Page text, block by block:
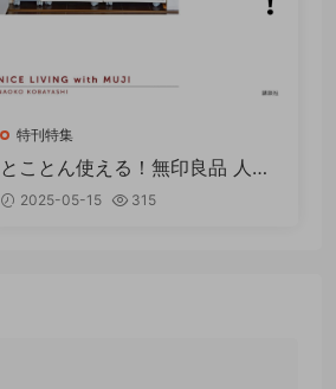
特刊特集
とことん使える！無印良品 人気
収納アイテムで「ためない」暮
らし PDF
2025-05-15 315